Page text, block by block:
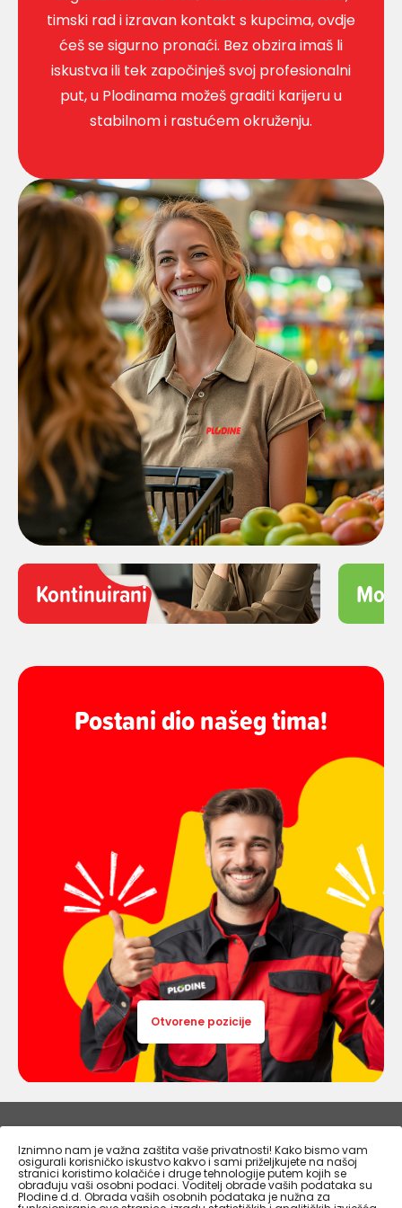
timski rad i izravan kontakt s kupcima, ovdje
ćeš se sigurno pronaći. Bez obzira imaš li
iskustva ili tek započinješ svoj profesionalni
put, u Plodinama možeš graditi karijeru u
stabilnom i rastućem okruženju.
Kontinuirani razvoj i učenje
Postani dio našegtima!
Otvorene pozicije
PLODINE.HR
INFO CENTAR
Iznimno nam je važna zaštita vaše privatnosti! Kako bismo vam
osigurali korisničko iskustvo kakvo i sami priželjkujete na našoj
stranici koristimo kolačiće i druge tehnologije putem kojih se
obrađuju vaši osobni podaci. Voditelj obrade vaših podataka su
Plodine d.d. Obrada vaših osobnih podataka je nužna za